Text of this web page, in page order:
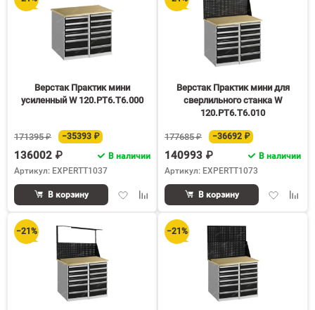
Верстак Практик мини
усиленный W 120.PТ6.Т6.000
171395 ₽ −35393 ₽
136002 ₽
В наличии
Артикул: EXPERTT1037
ДобавитьДобавить
сравнению
В корзину
Верстак Практик мини для
сверлильного станка W
120.PТ6.Т6.010
177685 ₽ −36692 ₽
140993 ₽
В наличии
Артикул: EXPERTT1073
Добавить
В корзину
−21% −21%